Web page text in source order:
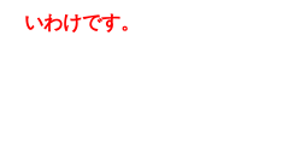
いわけです。